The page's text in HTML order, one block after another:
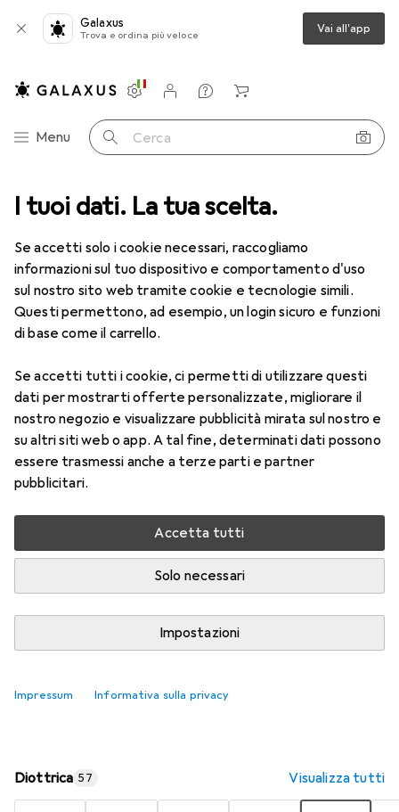
I tuoi dati. La tua scelta.
Se accetti solo i cookie necessari, raccogliamo
informazioni sul tuo dispositivo e comportamento d'uso
sul nostro sito web tramite cookie e tecnologie simili.
Questi permettono, ad esempio, un login sicuro e funzioni
di base come il carrello.
Se accetti tutti i cookie, ci permetti di utilizzare questi
dati per mostrarti offerte personalizzate, migliorare il
nostro negozio e visualizzare pubblicità mirata sul nostro e
su altri siti web o app. A tal fine, determinati dati possono
essere trasmessi anche a terze parti e partner
pubblicitari.
Accetta tutti
Solo necessari
Impostazioni
Impressum Informativa sulla privacy
Galaxus
Trova e ordina più veloce Vai all'app
Categoria Navigazione
Menu Cerca
Impostazioni
Conto cliente
Liste di confronto
Liste dei desideri
Carrello
Lenti a contatto Air Optix più HydraGlyde per l'astigmatismo
1 Immagine
Air Optix più HydraGlyde per
-8, Obiettivo mensile, 6 pz., Torico
Prezzo in EUR IVA incl.
EUR
49,16 EUR
8,20/1pz.
Consegna tra ven, 14/8 e mar, 18/8
Più di 10 pezzi in stock presso il fornitore
Aggiungi al carrello
Diottrica 57 Visualizza tutti